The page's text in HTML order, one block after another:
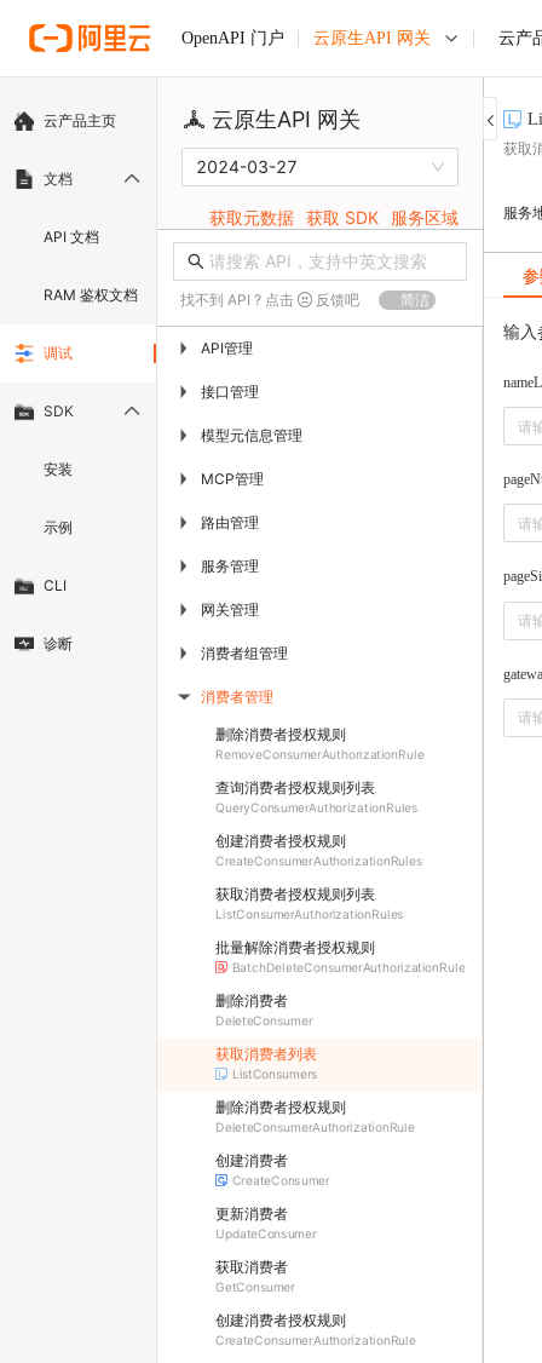
OpenAPI 门户 云原生API 网关 云产
云产品主页
文档
API 文档
RAM 鉴权文档
调试
SDK
安装
示例
CLI
诊断
云原生API 网关
2024-03-27
获取元数据 获取 SDK 服务区域
找不到 API ? 点击 反馈吧 简洁
▶ API管理
▶ 接口管理
▶ 模型元信息管理
▶ MCP管理
▶ 路由管理
▶ 服务管理
▶ 网关管理
▶ 消费者组管理
▶ 消费者管理
删除消费者授权规则
RemoveConsumerAuthorizationRule
查询消费者授权规则列表
QueryConsumerAuthorizationRules
创建消费者授权规则
CreateConsumerAuthorizationRules
获取消费者授权规则列表
ListConsumerAuthorizationRules
批量解除消费者授权规则
BatchDeleteConsumerAuthorizationRule
删除消费者
DeleteConsumer
获取消费者列表
ListConsumers
删除消费者授权规则
DeleteConsumerAuthorizationRule
创建消费者
CreateConsumer
更新消费者
UpdateConsumer
获取消费者
GetConsumer
创建消费者授权规则
CreateConsumerAuthorizationRule
获取
服务
输入